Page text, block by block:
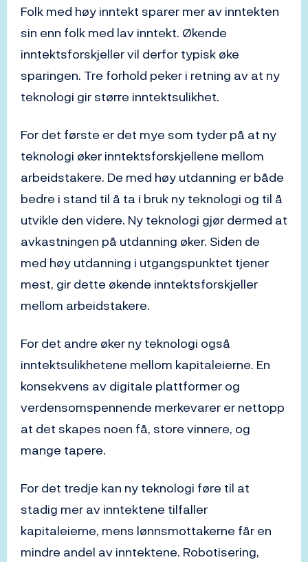
Folk med høy inntekt sparer mer av inntekten
sin enn folk med lav inntekt. Økende
inntektsforskjeller vil derfor typisk øke
sparingen. Tre forhold peker i retning av at ny
teknologi gir større inntektsulikhet.
For det første er det mye som tyder på at ny
teknologi øker inntektsforskjellene mellom
arbeidstakere. De med høy utdanning er både
bedre i stand til å ta i bruk ny teknologi og til å
utvikle den videre. Ny teknologi gjør dermed at
avkastningen på utdanning øker. Siden de
med høy utdanning i utgangspunktet tjener
mest, gir dette økende inntektsforskjeller
mellom arbeidstakere.
For det andre øker ny teknologi også
inntektsulikhetene mellom kapitaleierne. En
konsekvens av digitale plattformer og
verdensomspennende merkevarer er nettopp
at det skapes noen få, store vinnere, og
mange tapere.
For det tredje kan ny teknologi føre til at
stadig mer av inntektene tilfaller
kapitaleierne, mens lønnsmottakerne får en
mindre andel av inntektene. Robotisering,